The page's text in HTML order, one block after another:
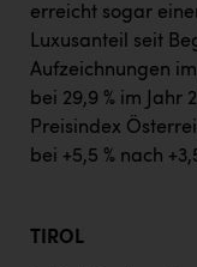
erreicht sogar
Luxusanteil seit
Aufzeichnungen
bei 29,9 % im Jahr
Preisindex
bei +5,5 % nach
TIROL